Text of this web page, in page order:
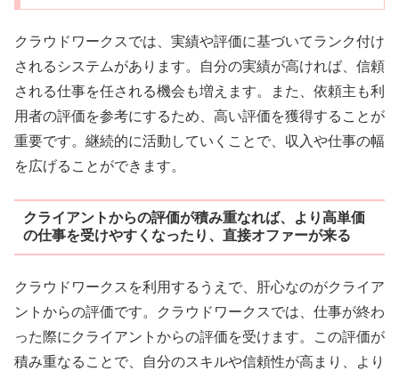
クラウドワークスでは、実績や評価に基づいてランク付け
されるシステムがあります。自分の実績が高ければ、信頼
される仕事を任される機会も増えます。また、依頼主も利
用者の評価を参考にするため、高い評価を獲得することが
重要です。継続的に活動していくことで、収入や仕事の幅
を広げることができます。
クライアントからの評価が積み重なれば、より高単価
の仕事を受けやすくなったり、直接オファーが来る
クラウドワークスを利用するうえで、肝心なのがクライア
ントからの評価です。クラウドワークスでは、仕事が終わ
った際にクライアントからの評価を受けます。この評価が
積み重なることで、自分のスキルや信頼性が高まり、より